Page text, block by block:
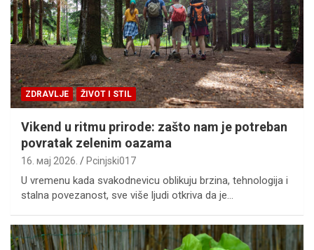
ZDRAVLJE ŽIVOT I STIL
Vikend u ritmu prirode: zašto nam je potreban
povratak zelenim oazama
16. мај 2026. Pcinjski017
U vremenu kada svakodnevicu oblikuju brzina, tehnologija i
stalna povezanost, sve više ljudi otkriva da je…